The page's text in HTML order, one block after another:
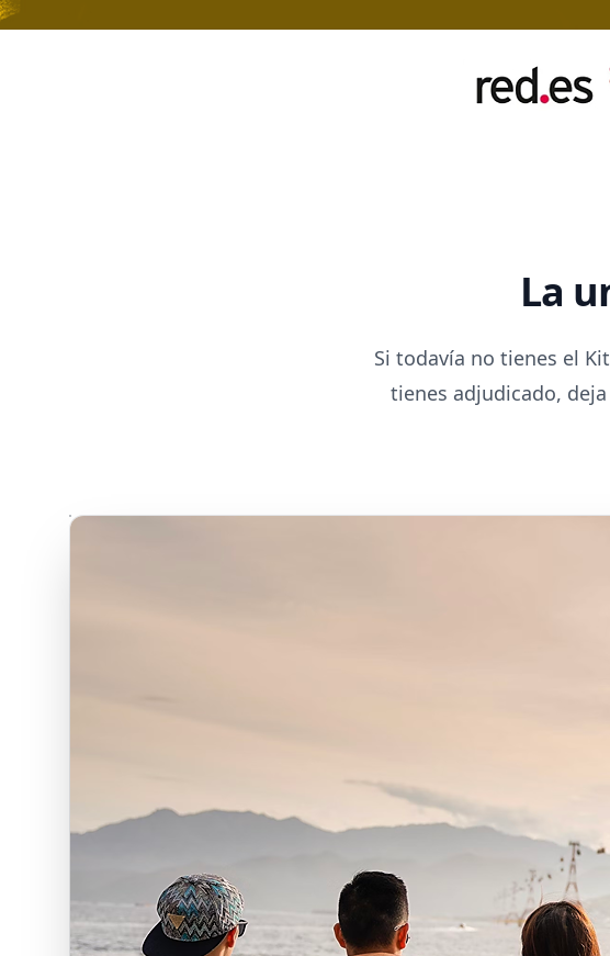
La
Si todavía no tienes el
tienes adjudicado,